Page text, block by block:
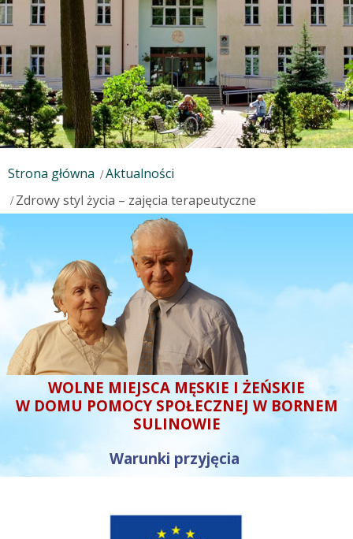
Strona główna
Aktualności
Zdrowy styl życia – zajęcia terapeutyczne
WOLNE MIEJSCA MĘSKIE I ŻEŃSKIE
W DOMU POMOCY SPOŁECZNEJ W BORNEM
SULINOWIE
Warunki przyjęcia